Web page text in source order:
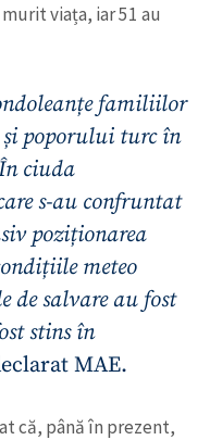
viața, iar 51 au
familiilor
poporului turc în
ciuda
s-au confruntat
poziționarea
meteo
de salvare au fost
stins în
MAE.
că, până în prezent,